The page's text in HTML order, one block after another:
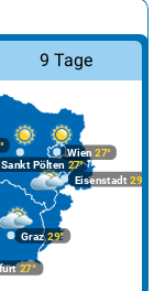
9 Tage
Graz29°
27°
Wien 27°
Eisenstadt 29°
Sankt Pölten 27°